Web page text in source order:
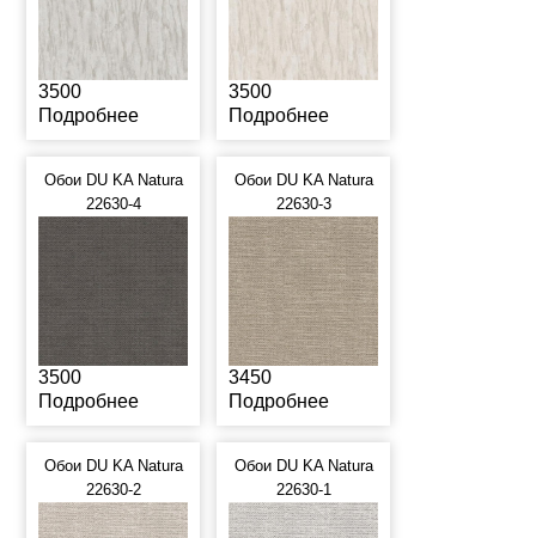
3500
Подробнее
3500
Подробнее
Обои DU KA Natura
22630-4
3500
Подробнее
Обои DU KA Natura
22630-3
3450
Подробнее
Обои DU KA Natura
22630-2
Обои DU KA Natura
22630-1